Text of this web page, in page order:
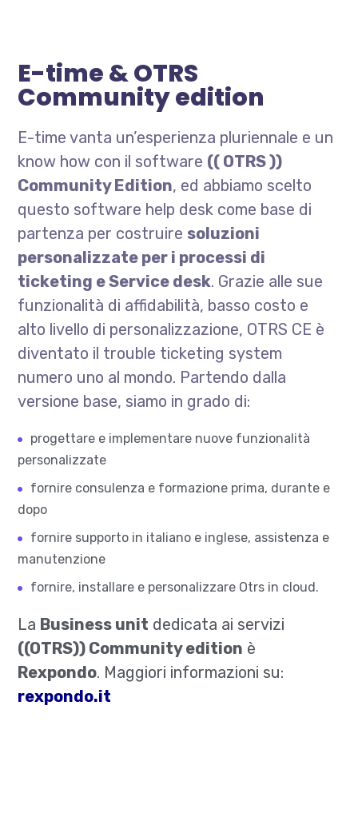
E-time & OTRS
Community edition
E-time vanta un’esperienza pluriennale e un
know how con il software (( OTRS ))
Community Edition, ed abbiamo scelto
questo software help desk come base di
partenza per costruire soluzioni
personalizzate per i processi di
ticketing e Service desk. Grazie alle sue
funzionalità di affidabilità, basso costo e
alto livello di personalizzazione, OTRS CE è
diventato il trouble ticketing system
numero uno al mondo. Partendo dalla
versione base, siamo in grado di:
progettare e implementare nuove funzionalità
personalizzate
fornire consulenza e formazione prima, durante e
dopo
fornire supporto in italiano e inglese, assistenza e
manutenzione
fornire, installare e personalizzare Otrs in cloud.
La Business unit dedicata ai servizi
((OTRS)) Community edition è
Rexpondo. Maggiori informazioni su:
rexpondo.it